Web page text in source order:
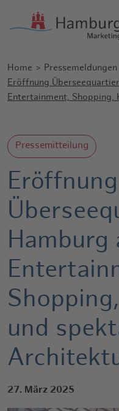
Home
Pressemeldungen
Eröffnung
Entertainment, Shopping,
Pressemitteilung
Eröffnung
Hamburg
und
27. März 2025